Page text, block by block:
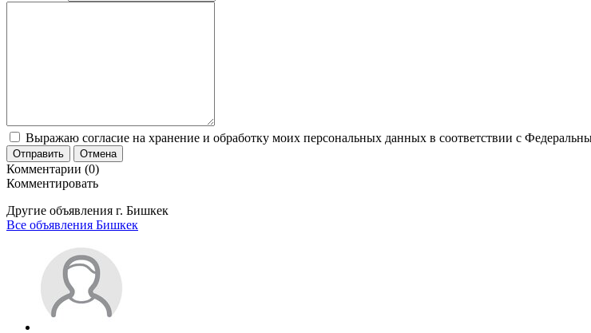
Выражаю согласие на хранение и обработку моих персональных данных в соответствии с
Отправить Отмена
Комментарии (0)
Комментировать
Другие объявления г. Бишкек
Все объявления Бишкек